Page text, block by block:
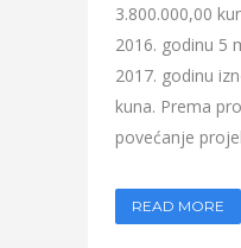
3.800.000,00
2016. godinu 5
2017. godinu
kuna. Prema
povećanje
READ MORE